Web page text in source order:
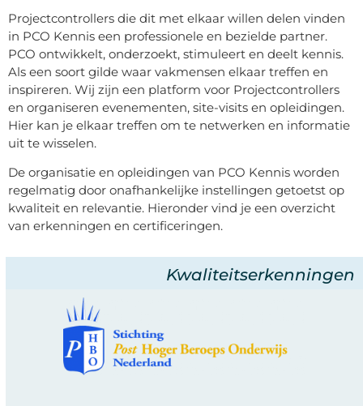
Projectcontrollers die dit met elkaar willen delen vinden
in PCO Kennis een professionele en bezielde partner.
PCO ontwikkelt, onderzoekt, stimuleert en deelt kennis.
Als een soort gilde waar vakmensen elkaar treffen en
inspireren. Wij zijn een platform voor Projectcontrollers
en organiseren evenementen, site-visits en opleidingen.
Hier kan je elkaar treffen om te netwerken en informatie
uit te wisselen.
De organisatie en opleidingen van PCO Kennis worden
regelmatig door onafhankelijke instellingen getoetst op
kwaliteit en relevantie. Hieronder vind je een overzicht
van erkenningen en certificeringen.
Kwaliteitserkenningen